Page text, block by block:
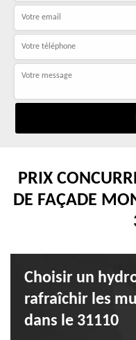
PRIX
DE FAÇADE
Choisir un
rafraîchir les
dans le 31110